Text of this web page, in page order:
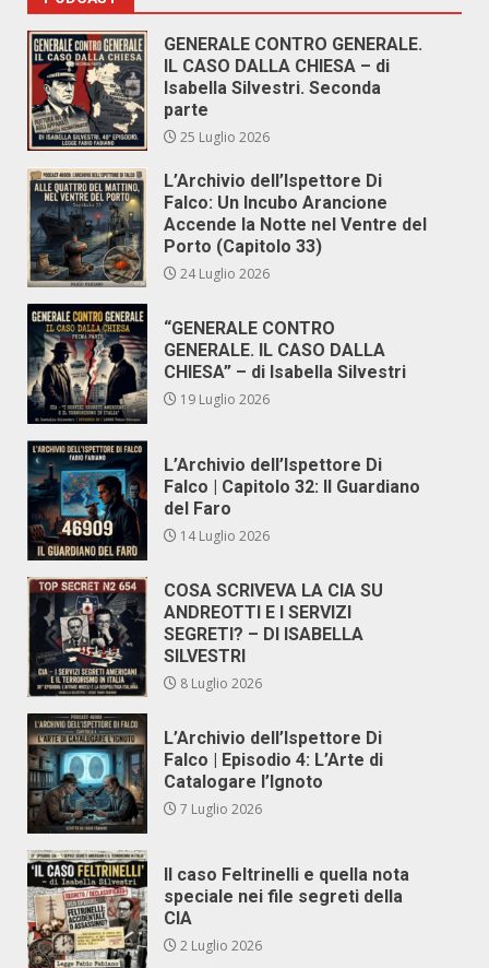
GENERALE CONTRO GENERALE.
IL CASO DALLA CHIESA – di
Isabella Silvestri. Seconda
parte
25 Luglio 2026
L’Archivio dell’Ispettore Di
Falco: Un Incubo Arancione
Accende la Notte nel Ventre del
Porto (Capitolo 33)
24 Luglio 2026
“GENERALE CONTRO
GENERALE. IL CASO DALLA
CHIESA” – di Isabella Silvestri
19 Luglio 2026
L’Archivio dell’Ispettore Di
Falco | Capitolo 32: Il Guardiano
del Faro
14 Luglio 2026
COSA SCRIVEVA LA CIA SU
ANDREOTTI E I SERVIZI
SEGRETI? – DI ISABELLA
SILVESTRI
8 Luglio 2026
L’Archivio dell’Ispettore Di
Falco | Episodio 4: L’Arte di
Catalogare l’Ignoto
7 Luglio 2026
Il caso Feltrinelli e quella nota
speciale nei file segreti della
CIA
2 Luglio 2026